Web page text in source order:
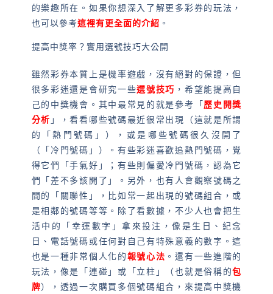
的樂趣所在。如果你想深入了解更多彩券的玩法，
也可以參考這裡有更全面的介紹 。
提高中獎率？實用選號技巧大公開
雖然彩券本質上是機率遊戲，沒有絕對的保證，但
很多彩迷還是會研究一些選號技巧 ，希望能提高自
己的中獎機會。其中最常見的就是參考「歷史開獎
分析 」，看看哪些號碼最近很常出現（這就是所謂
的「熱門號碼」），或是哪些號碼很久沒開了
（「冷門號碼」）。有些彩迷喜歡追熱門號碼，覺
得它們「手氣好」；有些則偏愛冷門號碼，認為它
們「差不多該開了」。另外，也有人會觀察號碼之
間的「關聯性」，比如常一起出現的號碼組合，或
是相鄰的號碼等等。除了看數據，不少人也會把生
活中的「幸運數字」拿來投注，像是生日、紀念
日、電話號碼或任何對自己有特殊意義的數字。這
也是一種非常個人化的報號心法 。還有一些進階的
玩法，像是「連碰」或「立柱」（也就是俗稱的包
牌），透過一次購買多個號碼組合，來提高中獎機